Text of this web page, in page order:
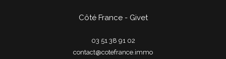
Côté France - Givet
03 51 38 91 02
contact@cotefrance.immo